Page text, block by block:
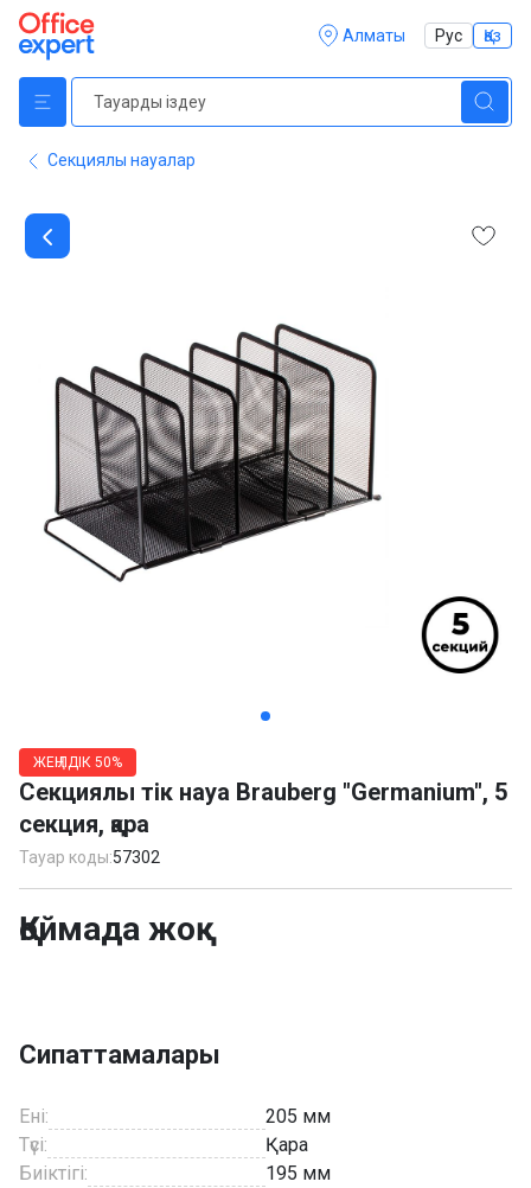
Алматы Рус Қаз
Секциялы науалар
of
3
ЖЕҢІЛДІК 50%
Секциялы тік науа Brauberg "Germanium", 5
секция, қара
Тауар коды:57302
Қоймада жоқ
Сипаттамалары
Ені:
205 мм
Түсі:
Қара
Биіктігі:
195 мм